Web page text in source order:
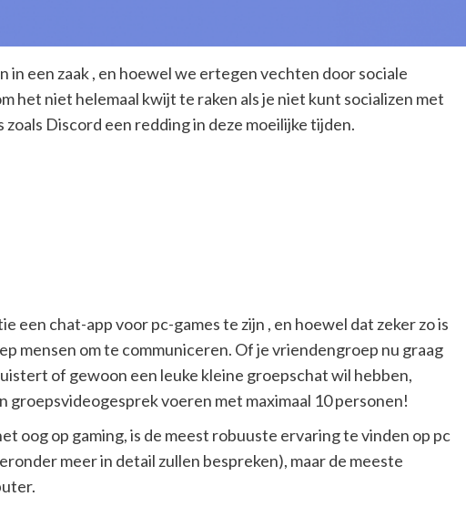
een zaak , en hoewel we ertegen vechten door sociale
het niet helemaal kwijt te raken als je niet kunt socializen met
Discord een redding in deze moeilijke tijden.
een chat-app voor pc-games te zijn , en hoewel dat zeker zo is
mensen om te communiceren. Of je vriendengroep nu graag
of gewoon een leuke kleine groepschat wil hebben,
groepsvideogesprek voeren met maximaal 10 personen!
oog op gaming, is de meest robuuste ervaring te vinden op pc
meer in detail zullen bespreken), maar de meeste